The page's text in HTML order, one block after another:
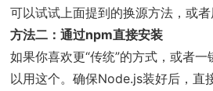
可以试试上面提到的换源方法，或者
方法二：通过npm直接安装
如果你喜欢更“传统”的方式，或者
以用这个。确保Node.js装好后，